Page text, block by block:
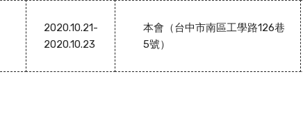
2020.10.21-
2020.10.23
本會（台中市南區工學路126巷
5號）